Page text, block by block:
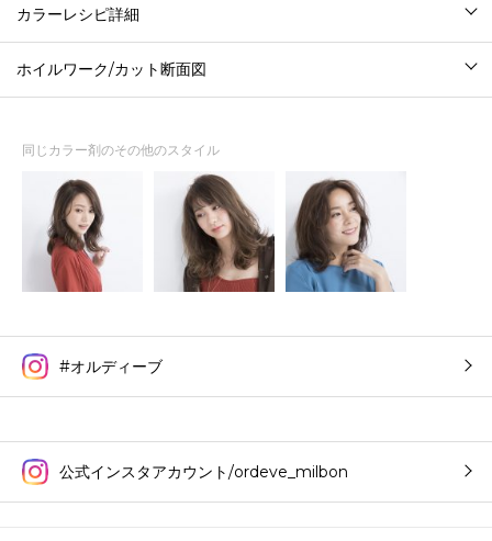
カラーレシピ詳細
ホイルワーク/カット断面図
同じカラー剤のその他のスタイル
#オルディーブ
公式インスタアカウント/ordeve_milbon